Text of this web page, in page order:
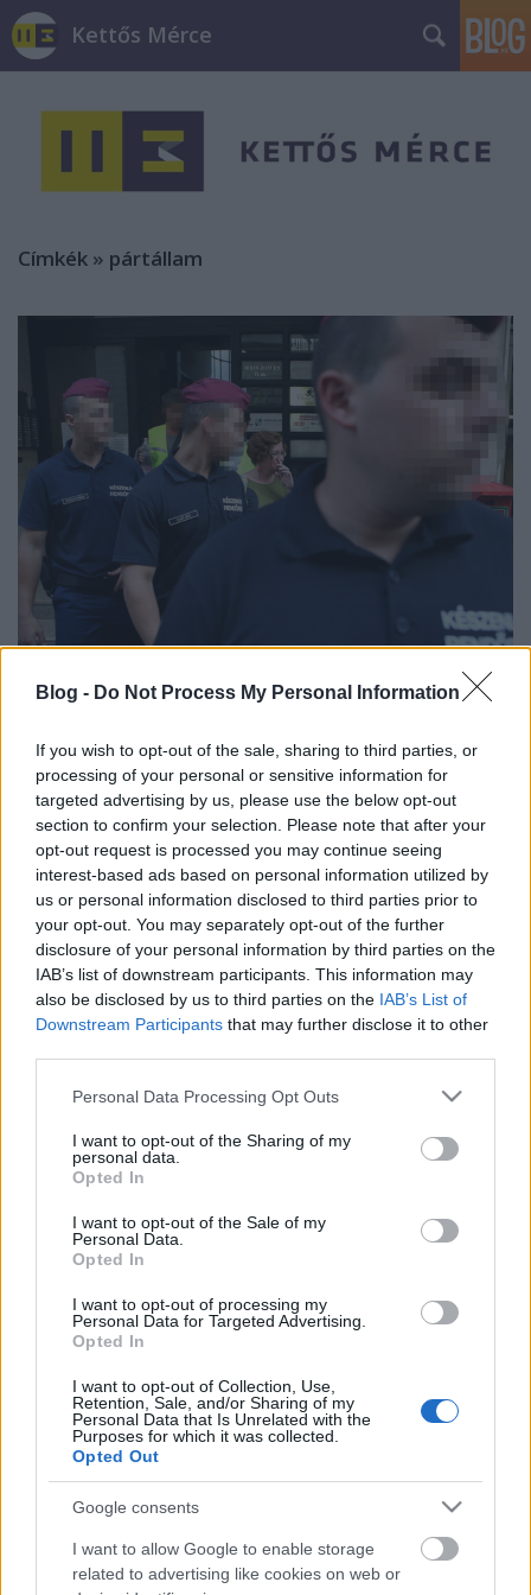
Blog - Do Not Process My Personal Information
If you wish to opt-out of the sale, sharing to third parties, or
processing of your personal or sensitive information for
targeted advertising by us, please use the below opt-out
section to confirm your selection. Please note that after your
opt-out request is processed you may continue seeing
interest-based ads based on personal information utilized by
us or personal information disclosed to third parties prior to
your opt-out. You may separately opt-out of the further
disclosure of your personal information by third parties on the
IAB’s list of downstream participants. This information may
also be disclosed by us to third parties on the IAB’s List of
Downstream Participants that may further disclose it to other
Please note that this website/app uses one or more Google
not limited to your visit or usage behaviour. You may click to
grant or deny consent to Google and its third-party tags to
use your data for below specified purposes in below Google
consent section.
Personal Data Processing Opt Outs
I want to opt-out of the Sharing of my
personal data.
Opted In
I want to opt-out of the Sale of my
Personal Data.
Opted In
I want to opt-out of processing my
Personal Data for Targeted Advertising.
Opted In
I want to opt-out of Collection, Use,
Retention, Sale, and/or Sharing of my
Personal Data that Is Unrelated with the
Purposes for which it was collected.
Opted Out
Google consents
I want to allow Google to enable storage
related to advertising like cookies on web or
Kettős Mérce
Címkék » pártállam
Orbán kilövési engedélyével épül a
JámborAndrás •2016. október 06.
Képzeld el az országot, ahol az államot leuraló és
híresen korrupt kormánypárt vezetője kiadja az
utasítást: rá kell szállni a civil szervezetekre. Ezután a
Központi Ellenőrzési Hivatal, az adóhatóság és a
rendőrség is elkezdi ellenőrizni a civileket. Az egyik
legfontosabb civil szervezet vezetőjét…
Az oktatás és az egészségügy
központosítása maga a pártállam
kiépítése
JámborAndrás•2016. június 16.
Miközben a korrupció kapcsán az állami milliárdok -
mint például az MNB pénzeinek a Fidesz céljaira